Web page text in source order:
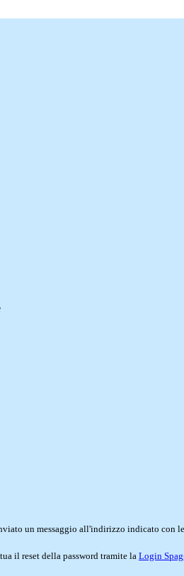
un messaggio all'indirizzo indicato con
il reset della password tramite la Login